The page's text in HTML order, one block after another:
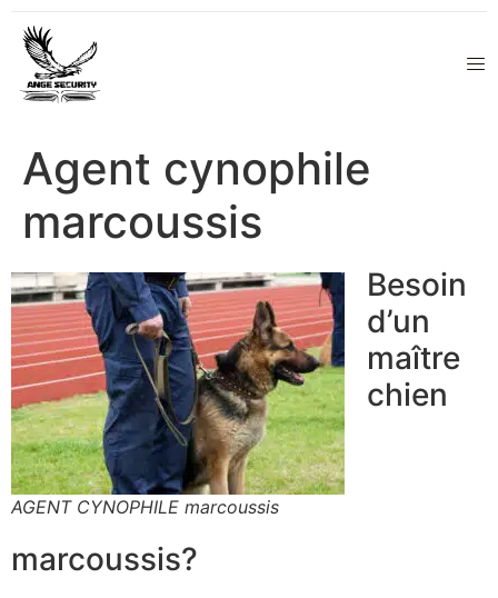
Agent cynophile
marcoussis
AGENT CYNOPHILE marcoussis
Besoin
d’un
maître
chien
marcoussis?